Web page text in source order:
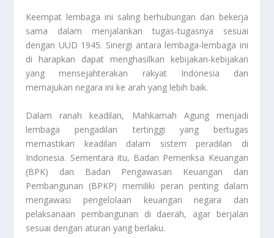
Keempat lembaga ini saling berhubungan dan bekerja
sama dalam menjalankan tugas-tugasnya sesuai
dengan UUD 1945. Sinergi antara lembaga-lembaga ini
di harapkan dapat menghasilkan kebijakan-kebijakan
yang mensejahterakan rakyat Indonesia dan
memajukan negara ini ke arah yang lebih baik.
Dalam ranah keadilan, Mahkamah Agung menjadi
lembaga pengadilan tertinggi yang bertugas
memastikan keadilan dalam sistem peradilan di
Indonesia. Sementara itu, Badan Pemeriksa Keuangan
(BPK) dan Badan Pengawasan Keuangan dan
Pembangunan (BPKP) memiliki peran penting dalam
mengawasi pengelolaan keuangan negara dan
pelaksanaan pembangunan di daerah, agar berjalan
sesuai dengan aturan yang berlaku.